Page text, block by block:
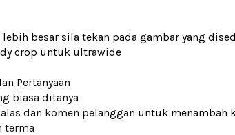
besar sila tekan pada gambar yang
crop untuk ultrawide
Pertanyaan
biasa ditanya
dan komen pelanggan untuk menambah
terma